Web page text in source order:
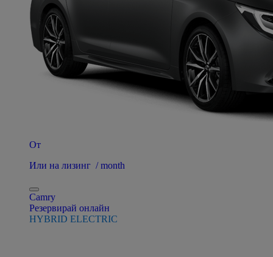
От
Или на лизинг / month
Camry
Резервирай онлайн
HYBRID ELECTRIC